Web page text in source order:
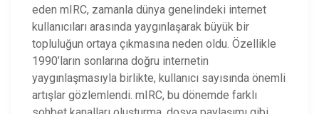
eden mIRC, zamanla dünya genelindeki internet
kullanıcıları arasında yaygınlaşarak büyük bir
topluluğun ortaya çıkmasına neden oldu. Özellikle
1990’ların sonlarına doğru internetin
yaygınlaşmasıyla birlikte, kullanıcı sayısında önemli
artışlar gözlemlendi. mIRC, bu dönemde farklı